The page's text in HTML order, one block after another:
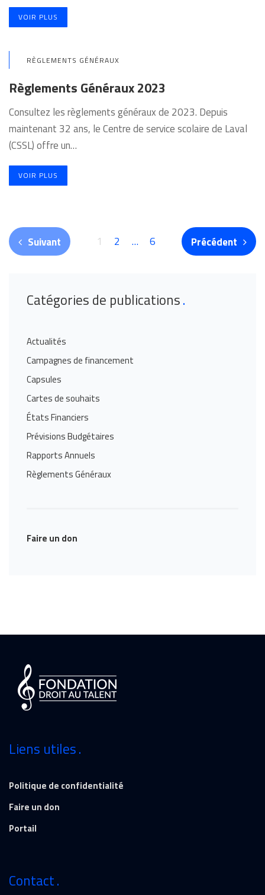
VOIR PLUS
RÈGLEMENTS GÉNÉRAUX
Règlements Généraux 2023
Consultez les règlements généraux de 2023. Depuis
maintenant 32 ans, le Centre de service scolaire de Laval
(CSSL) offre un…
VOIR PLUS
Suivant 1 2 … 6 Précédent
Catégories de publications
Actualités
Campagnes de financement
Capsules
Cartes de souhaits
États Financiers
Prévisions Budgétaires
Rapports Annuels
Règlements Généraux
Faire un don
Liens utiles
Politique de confidentialité
Faire un don
Portail
Contact